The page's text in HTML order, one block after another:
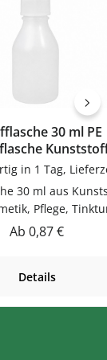
glaeser-und-
30 ml PE
30 ml aus
Pflege,
Tropfflasche
verarbeitet und
Regulärer Preis:
Ab 0,87 €
Details